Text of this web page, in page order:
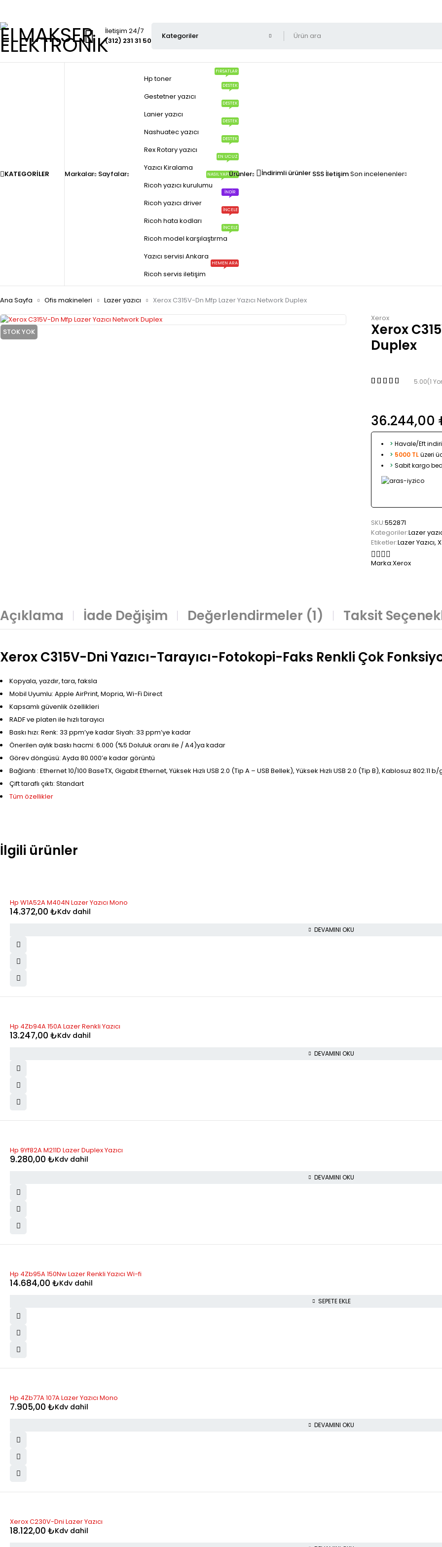
İletişim 24/7
(312) 231 31 50
KATEGORILER Markalar Sayfalar
Hp toner
FIRSATLAR
Gestetner yazıcı
DESTEK
Lanier yazıcı
DESTEK
Nashuatec yazıcı
DESTEK
Rex Rotary yazıcı
DESTEK
Yazıcı Kiralama
EN UCUZ
Ricoh yazıcı kurulumu
NASIL YAPILIR?
Ricoh yazıcı driver
İNDIR
Ricoh hata kodları
İNCELE
Ricoh model karşılaştırma
İNCELE
Yazıcı servisi Ankara
Ricoh servis iletişim
HEMEN ARA
Ürünler İndirimli ürünler SSS İletişimSon incelenenler
Ana Sayfa Ofis makineleri Lazer yazıcı Xerox C315V-Dn Mfp Lazer Yazıcı Network Duplex
STOK YOK
Xerox
Xerox
Duplex
5.00(1
36.244,00
> Havale/Eft
> 5000 TLüzeri
> Sabit kargo
SKU:552871
Kategoriler:Lazer
Etiketler:Lazer Yazıcı,
Marka:Xerox
Açıklama İade Değişim Değerlendirmeler (1) Taksit
Xerox C315V-Dni Yazıcı-Tarayıcı-Fotokopi-Faks Renkli Çok
Kopyala, yazdır, tara, faksla
Mobil Uyumlu: Apple AirPrint, Mopria, Wi-Fi Direct
Kapsamlı güvenlik özellikleri
RADF ve platen ile hızlı tarayıcı
Baskı hızı: Renk: 33 ppm’ye kadar Siyah: 33 ppm’ye kadar
Önerilen aylık baskı hacmi: 6.000 (%5 Doluluk oranı ile / A4)ya kadar
Görev döngüsü: Ayda 80.000’e kadar görüntü
Bağlantı : Ethernet 10/100 BaseTX, Gigabit Ethernet, Yüksek Hızlı USB 2.0 (Tip A – USB Bellek), Yüksek Hızlı USB 2.0 (Tip B), Kablosuz 802.11
Çift taraflı çıktı: Standart
Tüm özellikler
İlgili ürünler
STOK YOK
Hp W1A52A M404N Lazer Yazıcı Mono
14.372,00 ₺Kdv dahil
DEVAMINI OKU
STOK YOK
Hp 4Zb94A 150A Lazer Renkli Yazıcı
13.247,00 ₺Kdv dahil
DEVAMINI OKU
STOK YOK
Hp 9Yf82A M211D Lazer Duplex Yazıcı
9.280,00 ₺Kdv dahil
DEVAMINI OKU
Hp 4Zb95A 150Nw Lazer Renkli Yazıcı Wi-fi
14.684,00 ₺Kdv dahil
SEPETE EKLE
STOK YOK
Hp 4Zb77A 107A Lazer Yazıcı Mono
7.905,00 ₺Kdv dahil
DEVAMINI OKU
STOK YOK
Xerox C230V-Dni Lazer Yazıcı
18.122,00 ₺Kdv dahil